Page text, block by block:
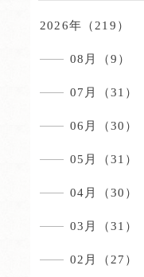
2026年（219）
08月（9）
07月（31）
06月（30）
05月（31）
04月（30）
03月（31）
02月（27）